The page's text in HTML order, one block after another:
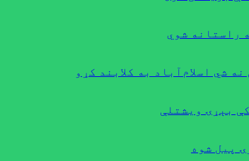
بېړۍ ویشتلې
پیل شوه